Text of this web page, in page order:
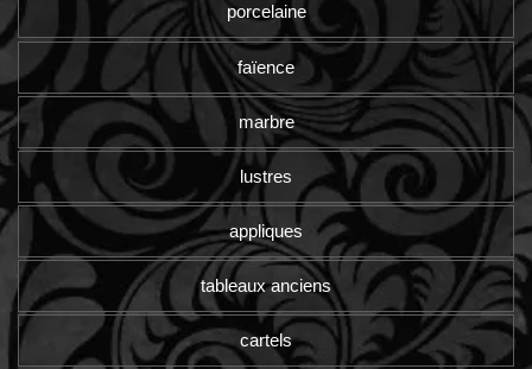
porcelaine
faïence
marbre
lustres
appliques
tableaux anciens
cartels